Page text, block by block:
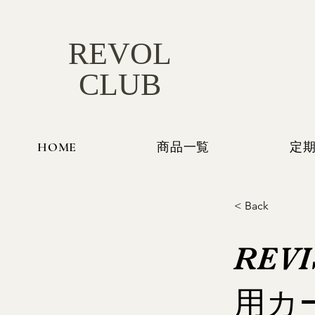
REVOL
CLUB
HOME 商品一覧 定
< Back
用カ